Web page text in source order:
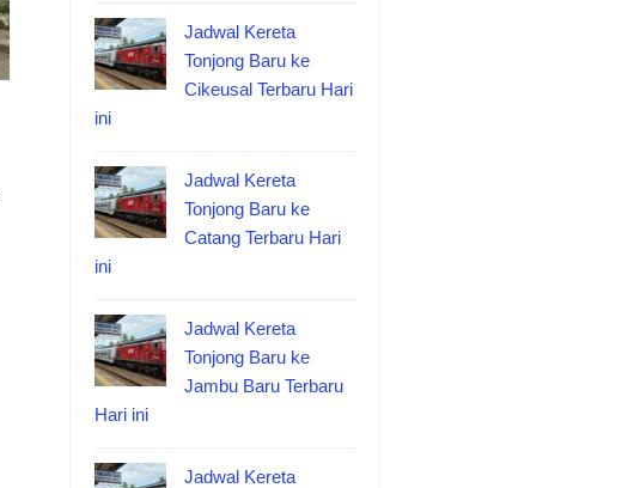
Jadwal Kereta
Tonjong Baru ke
Cikeusal Terbaru Hari
ini
Jadwal Kereta
Tonjong Baru ke
Catang Terbaru Hari
ini
Jadwal Kereta
Tonjong Baru ke
Jambu Baru Terbaru
Hari ini
Jadwal Kereta